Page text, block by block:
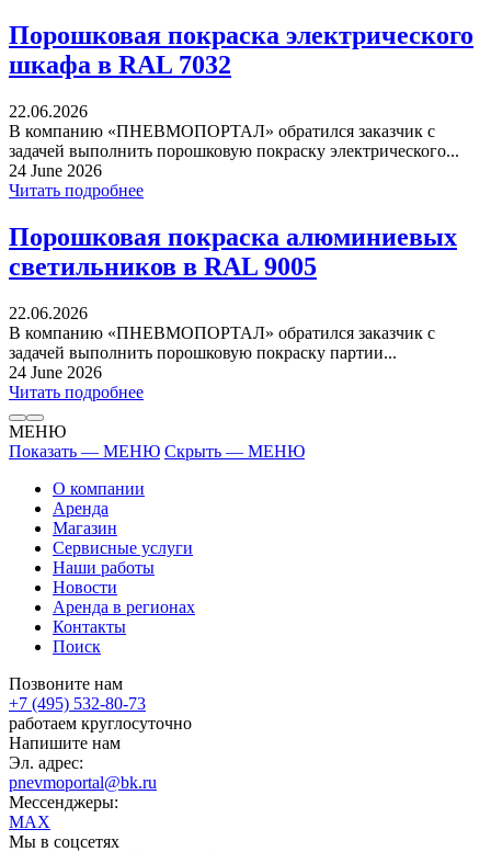
Порошковая покраска электрического
шкафа в RAL 7032
22.06.2026
В компанию «ПНЕВМОПОРТАЛ» обратился заказчик с
задачей выполнить порошковую покраску электрического...
24 June 2026
Читать подробнее
Порошковая покраска алюминиевых
светильников в RAL 9005
22.06.2026
В компанию «ПНЕВМОПОРТАЛ» обратился заказчик с
задачей выполнить порошковую покраску партии...
24 June 2026
Читать подробнее
МЕНЮ
Показать — МЕНЮ Скрыть — МЕНЮ
О компании
Аренда
Магазин
Сервисные услуги
Наши работы
Новости
Аренда в регионах
Контакты
Поиск
Позвоните нам
+7 (495) 532-80-73
работаем круглосуточно
Напишите нам
Эл. адрес:
pnevmoportal@bk.ru
Мессенджеры:
MAX
Мы в соцсетях